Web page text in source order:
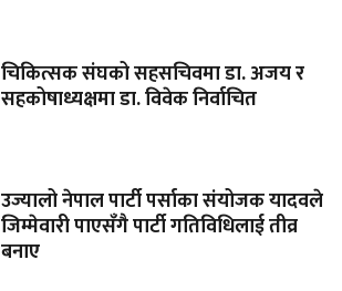
चिकित्सक संघको सहसचिवमा डा. अजय र
सहकोषाध्यक्षमा डा. विवेक निर्वाचित
उज्यालो नेपाल पार्टी पर्साका संयोजक यादवले
जिम्मेवारी पाएसँगै पार्टी गतिविधिलाई तीव्र
बनाए